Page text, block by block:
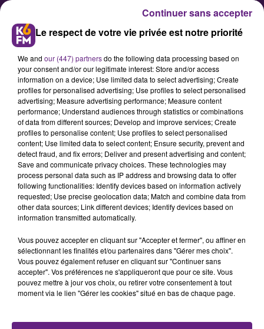
Ce vendredi, des perturbations
toujours importantes sur les
lignes SNCF en Bourgogne
30eme jour de grève consécutif ce
vendredi 3 janvier et un trafic
encore fortement perturbé à la
les prévisions trafic du réseau
ferroviaire pour ce vendredi en
Bourgogne-Franche-Comté. A
noter, une amélioration prévue
Le respect de votre vie privée est notre priorité
We and our (447) partnersdo the following data processing based on
your consent and/or our legitimate interest: Store and/or access
information on a device; Use limited data to select advertising; Create
profiles for personalised advertising; Use profiles to select personalised
advertising; Measure advertising performance; Measure content
performance; Understand audiences through statistics or combinations
of data from different sources; Develop and improve services; Create
profiles to personalise content; Use profiles to select personalised
content; Use limited data to select content; Ensure security, prevent and
detect fraud, and fix errors; Deliver and present advertising and content;
Save and communicate privacy choices. These technologies may
process personal data such as IP address and browsing data to offer
following functionalities: Identify devices based on information actively
requested; Use precise geolocation data; Match and combine data from
other data sources; Link different devices; Identify devices based on
information transmitted automatically.
Vous pouvez accepter en cliquant sur "Accepter et fermer", ou affiner en
sélectionnant les finalités et/ou partenaires dans "Gérer mes choix".
Vous pouvez également refuser en cliquant sur "Continuer sans
accepter". Vos préférences ne s'appliqueront que pour ce site. Vous
pouvez mettre à jour vos choix, ou retirer votre consentement à tout
moment via le lien "Gérer les cookies" situé en bas de chaque page.
Continuer sans accepter